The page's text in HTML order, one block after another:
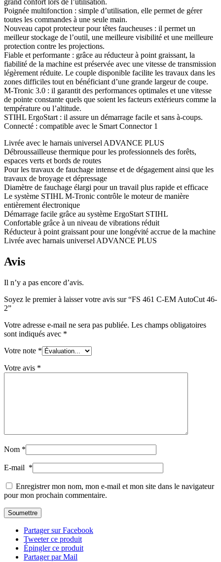
grand confort lors de l’utilisation.
Poignée multifonction : simple d’utilisation, elle permet de gérer
toutes les commandes à une seule main.
Nouveau capot protecteur pour têtes faucheuses : il permet un
meilleur stockage de l’outil, une meilleure visibilité et une meilleure
protection contre les projections.
Fiable et performante : grâce au réducteur à point graissant, la
fiabilité de la machine est préservée avec une vitesse de transmission
légèrement réduite. Le couple disponible facilite les travaux dans les
zones difficiles tout en bénéficiant d’une grande largeur de coupe.
M-Tronic 3.0 : il garantit des performances optimales et une vitesse
de pointe constante quels que soient les facteurs extérieurs comme la
température ou l’altitude.
STIHL ErgoStart : il assure un démarrage facile et sans à-coups.
Connecté : compatible avec le Smart Connector 1
Livrée avec le harnais universel ADVANCE PLUS
Débroussailleuse thermique pour les professionnels des forêts,
espaces verts et bords de routes
Pour les travaux de fauchage intense et de dégagement ainsi que les
travaux de broyage et dépressage
Diamètre de fauchage élargi pour un travail plus rapide et efficace
Le système STIHL M-Tronic contrôle le moteur de manière
entièrement électronique
Démarrage facile grâce au système ErgoStart STIHL
Confortable grâce à un niveau de vibrations réduit
Réducteur à point graissant pour une longévité accrue de la machine
Livrée avec harnais universel ADVANCE PLUS
Avis
Il n’y a pas encore d’avis.
Soyez le premier à laisser votre avis sur “FS 461 C-EM AutoCut 46-
2”
Votre adresse e-mail ne sera pas publiée. Les champs obligatoires
sont indiqués avec *
Votre note *
Votre avis *
Nom *
E-mail *
Enregistrer mon nom, mon e-mail et mon site dans le navigateur
pour mon prochain commentaire.
Partager sur Facebook
Tweeter ce produit
Épingler ce produit
Partager par Mail